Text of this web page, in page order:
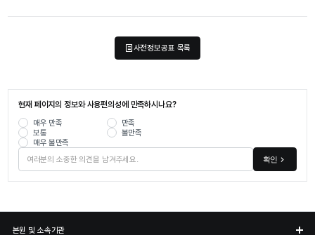
사전정보공표 목록
현재 페이지의 정보와 사용편의성에 만족하시나요?
매우 만족
만족
보통
불만족
매우 불만족
확인
본원 및 소속기관